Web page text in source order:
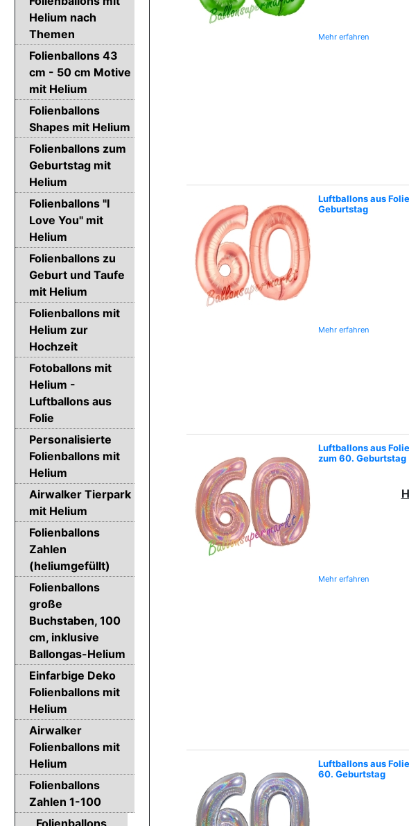
Mehr erfahren
Luftballons aus
Geburtstag
Mehr erfahren
Luftballons aus
zum 60. Geburtstag
Mehr erfahren
Luftballons aus
60. Geburtstag
Helium nach
Themen
Folienballons 43
cm - 50 cm Motive
mit Helium
Folienballons
Shapes mit Helium
Folienballons zum
Geburtstag mit
Helium
Folienballons "I
Love You" mit
Helium
Folienballons zu
Geburt und Taufe
mit Helium
Folienballons mit
Helium zur
Hochzeit
Fotoballons mit
Helium -
Luftballons aus
Folie
Personalisierte
Folienballons mit
Helium
Airwalker Tierpark
mit Helium
Folienballons
Zahlen
(heliumgefüllt)
Folienballons
große
Buchstaben, 100
cm, inklusive
Ballongas-Helium
Einfarbige Deko
Folienballons mit
Helium
Airwalker
Folienballons mit
Helium
Folienballons
Zahlen 1-100
Folienballons